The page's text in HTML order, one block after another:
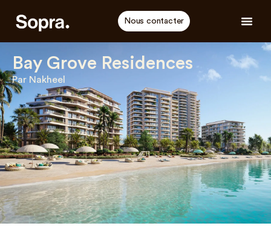
Nous contacter
Bay Grove Residences
Par Nakheel